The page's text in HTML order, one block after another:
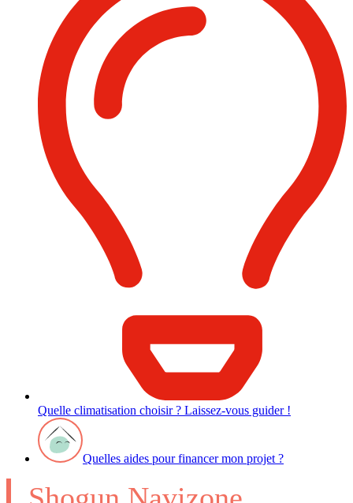
Quelle climatisation choisir ? Laissez-vous guider !
Quelles aides pour financer mon projet ?